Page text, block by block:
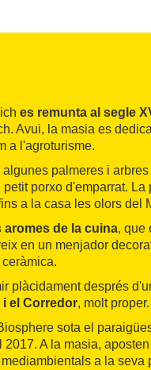
es remunta al segle
Avui, la masia es
a l'agroturisme.
palmeres i
porxo d'emparrat. La
a la casa les olors del
aromes de la cuina, que
en un menjador
plàcidament després
i el Corredor, molt proper.
sota el
A la masia,
a la seva